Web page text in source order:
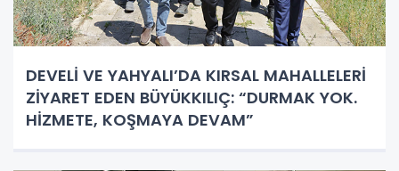
DEVELİ VE YAHYALI’DA KIRSAL MAHALLELERİ
ZİYARET EDEN BÜYÜKKILIÇ: “DURMAK YOK.
HİZMETE, KOŞMAYA DEVAM”